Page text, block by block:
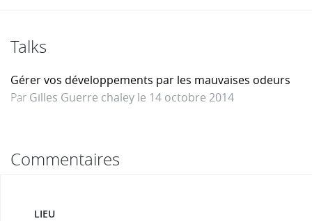
Talks
Gérer vos développements par les mauvaises odeurs
Par Gilles Guerre chaley le 14 octobre 2014
Commentaires
LIEU